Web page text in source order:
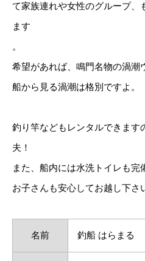
て家族連れや女性のグループ、
ます
。
希望があれば、鳴門名物の渦潮
船から見る渦潮は格別ですよ。
釣り竿などもレンタルできます
夫！
また、船内には水洗トイレも
お子さんも安心してお越し下さ
名前 釣船 はらまる